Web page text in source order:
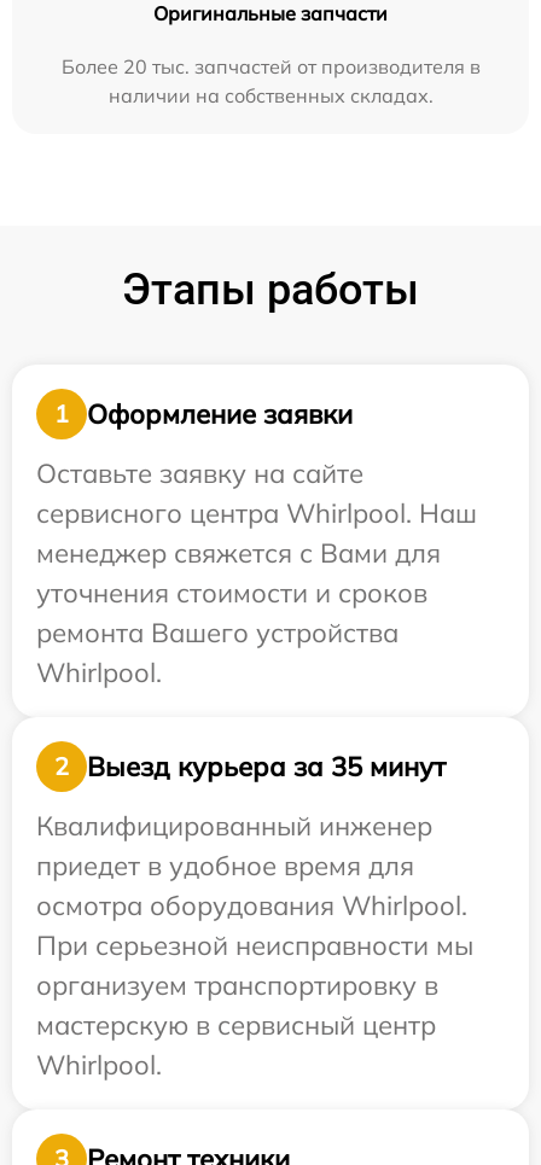
Оригинальные запчасти
Более 20 тыс. запчастей от производителя в
наличии на собственных складах.
Этапы работы
1
Оформление заявки
Оставьте заявку на сайте
сервисного центра Whirlpool. Наш
менеджер свяжется с Вами для
уточнения стоимости и сроков
ремонта Вашего устройства
Whirlpool.
2
Выезд курьера за 35 минут
Квалифицированный инженер
приедет в удобное время для
осмотра оборудования Whirlpool.
При серьезной неисправности мы
организуем транспортировку в
мастерскую в сервисный центр
Whirlpool.
3